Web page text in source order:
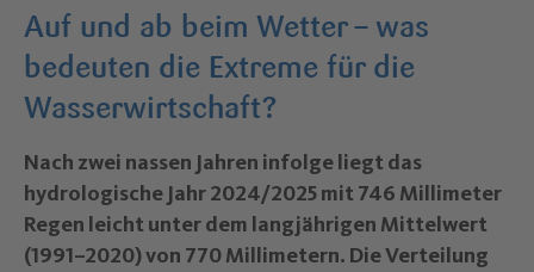
Auf und ab beim Wetter – was
bedeuten die Extreme für die
Wasserwirtschaft?
–Nach zwei nassen Jahren infolge liegt das
hydrologische Jahr 2024/2025 mit 746 Millimeter
Regen leicht unter dem langjährigen Mittelwert
(1991–2020) von 770 Millimetern. Die Verteilung